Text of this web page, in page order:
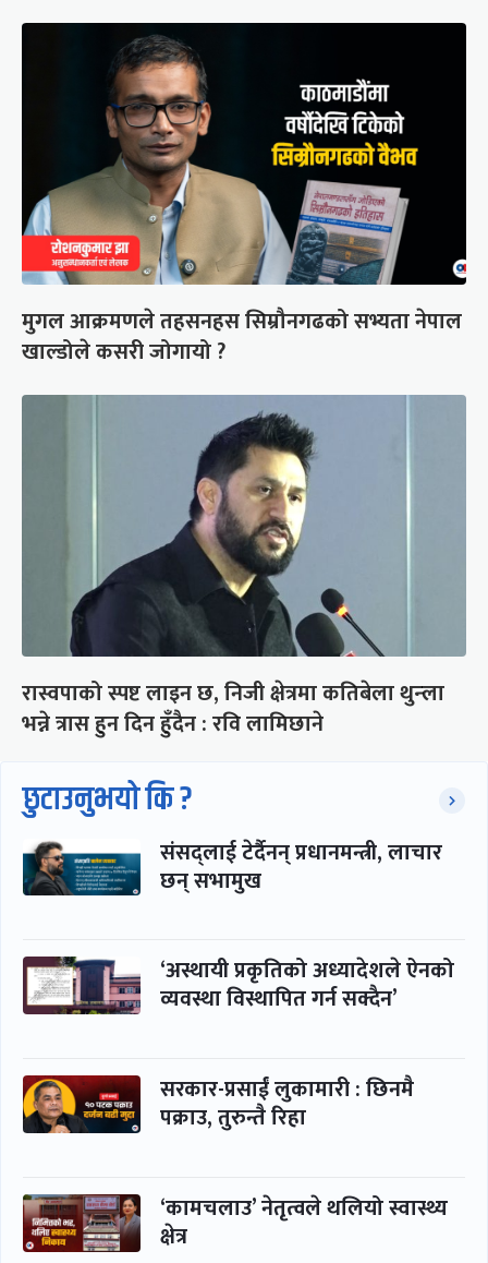
मुगल आक्रमणले तहसनहस सिम्रौनगढको सभ्यता नेपाल
खाल्डोले कसरी जोगायो ?
रास्वपाको स्पष्ट लाइन छ, निजी क्षेत्रमा कतिबेला थुन्ला
भन्ने त्रास हुन दिन हुँदैन : रवि लामिछाने
छुटाउनुभयो कि ?
संसद्लाई टेर्दैनन् प्रधानमन्त्री, लाचार
छन् सभामुख
‘अस्थायी प्रकृतिको अध्यादेशले ऐनको
व्यवस्था विस्थापित गर्न सक्दैन’
सरकार-प्रसाईं लुकामारी : छिनमै
पक्राउ, तुरुन्तै रिहा
‘कामचलाउ’ नेतृत्वले थलियो स्वास्थ्य
क्षेत्र